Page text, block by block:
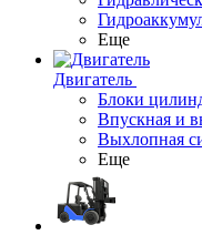
Еще
Двигатель
Блоки
Впускная и
Выхлопная
Еще